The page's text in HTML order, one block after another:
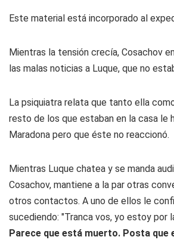
Este material está incorporado al
Mientras la tensión crecía, Cosachov
las malas noticias a Luque, que no
La psiquiatra relata que tanto ella
resto de los que estaban en la casa le
Maradona pero que éste no reaccionó.
Mientras Luque chatea y se manda
Cosachov, mantiene a la par otras
otros contactos. A uno de ellos le
sucediendo: "Tranca vos, yo estoy por
Parece que está muerto. Posta que